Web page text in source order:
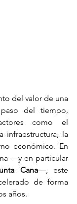
del valor de una
del tiempo,
como el
infraestructura, la
económico. En
—y en particular
Cana—, este
de forma
años.